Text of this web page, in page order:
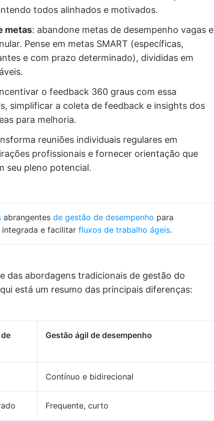
todos alinhados e motivados.
metas: abandone metas de desempenho vagas e
Pense em metas SMART (específicas,
e com prazo determinado), divididas em
o feedback 360 graus com essa
simplificar a coleta de feedback e insights dos
para melhoria.
reuniões individuais regulares em
profissionais e fornecer orientação que
seu pleno potencial.
abrangentes de gestão de desempenho para
integrada e facilitar fluxos de trabalho ágeis.
das abordagens tradicionais de gestão do
está um resumo das principais diferenças:
Gestão ágil de desempenho
Contínuo e bidirecional
Frequente, curto